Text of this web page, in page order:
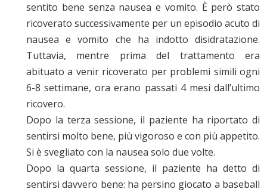
sentito bene senza nausea e vomito. È però stato
ricoverato successivamente per un episodio acuto di
nausea e vomito che ha indotto disidratazione.
Tuttavia, mentre prima del trattamento era
abituato a venir ricoverato per problemi simili ogni
6-8 settimane, ora erano passati 4 mesi dall’ultimo
ricovero.
Dopo la terza sessione, il paziente ha riportato di
sentirsi molto bene, più vigoroso e con più appetito.
Si è svegliato con la nausea solo due volte.
Dopo la quarta sessione, il paziente ha detto di
sentirsi davvero bene: ha persino giocato a baseball